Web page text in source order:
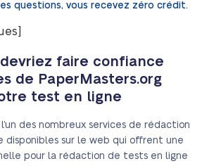
questions, vous recevez zéro crédit.
devriez faire confiance
de PaperMasters.org
test en ligne
des nombreux services de rédaction
disponibles sur le web qui offrent une
pour la rédaction de tests en ligne